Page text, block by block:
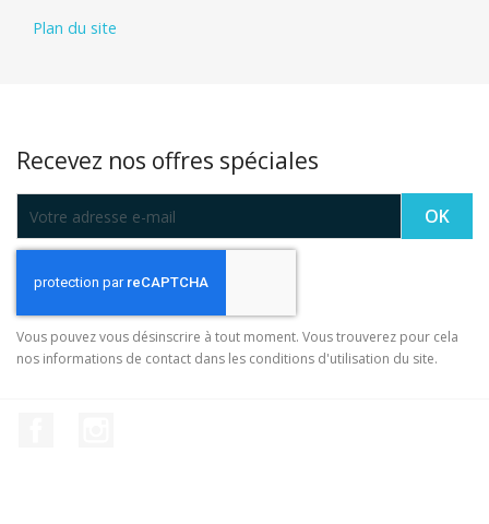
Plan du site
Recevez nos offres spéciales
Vous pouvez vous désinscrire à tout moment. Vous trouverez pour cela
nos informations de contact dans les conditions d'utilisation du site.